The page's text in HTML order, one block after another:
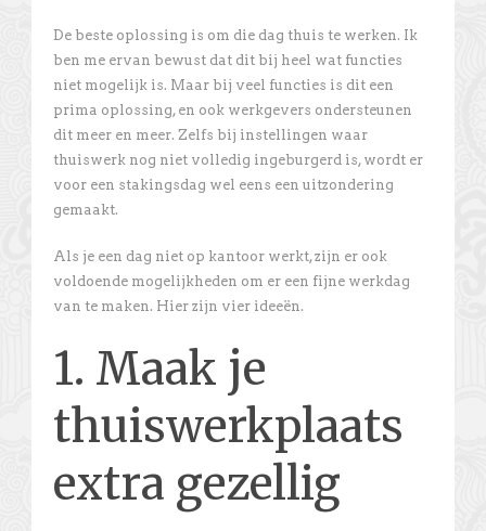
De beste oplossing is om die dag thuis te werken. Ik
ben me ervan bewust dat dit bij heel wat functies
niet mogelijk is. Maar bij veel functies is dit een
prima oplossing, en ook werkgevers ondersteunen
dit meer en meer. Zelfs bij instellingen waar
thuiswerk nog niet volledig ingeburgerd is, wordt er
voor een stakingsdag wel eens een uitzondering
gemaakt.
Als je een dag niet op kantoor werkt, zijn er ook
voldoende mogelijkheden om er een fijne werkdag
van te maken. Hier zijn vier ideeën.
1. Maak je
thuiswerkplaats
extra gezellig